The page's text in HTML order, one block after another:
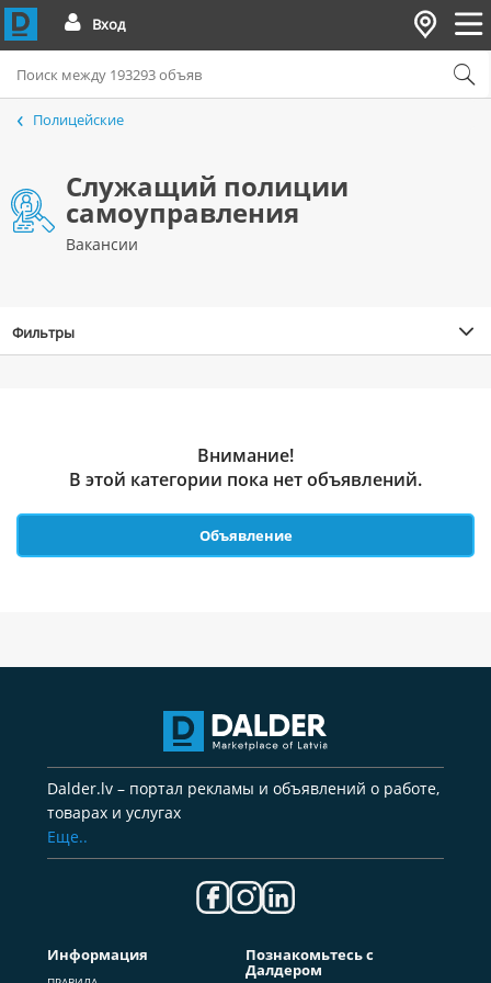
Вход
Полицейские
Служащий полиции
самоуправления
Вакансии
Фильтры
Внимание!
В этой категории пока нет объявлений.
Объявление
Dalder.lv – портал рекламы и объявлений о работе,
товарах и услугах
Еще..
Информация Познакомьтесь с
Далдером